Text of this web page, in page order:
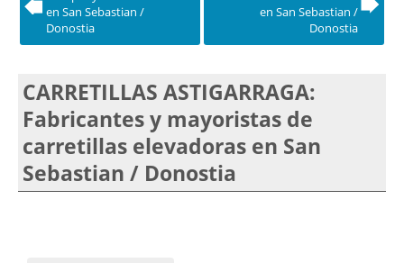
en San Sebastian /
Donostia
en San Sebastian /
Donostia
CARRETILLAS ASTIGARRAGA:
Fabricantes y mayoristas de
carretillas elevadoras en San
Sebastian / Donostia